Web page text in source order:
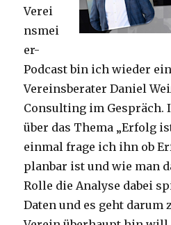
Verei
nsmei
er-
Podcast bin ich wieder
Vereinsberater Daniel
Consulting im Gespräch.
über das Thema „Erfolg
einmal frage ich ihn ob
planbar ist und wie man
Rolle die Analyse dabei
Daten und es geht